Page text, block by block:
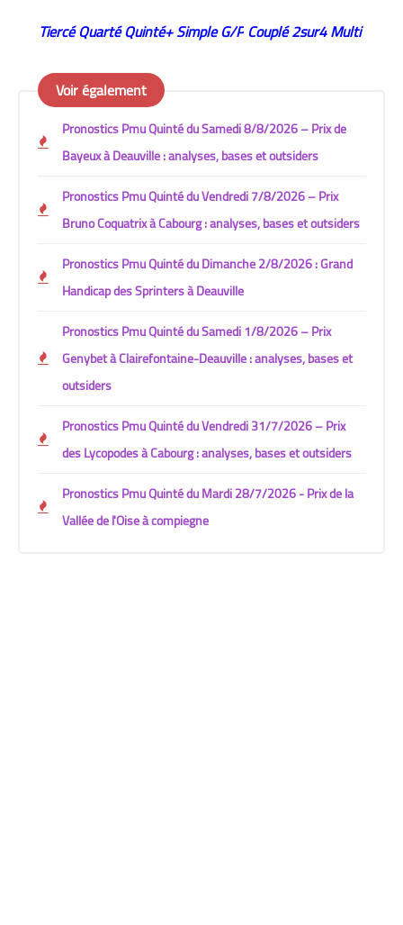
Tiercé Quarté Quinté+Simple G/PCouplé2sur4Multi
Voir également
Pronostics Pmu Quinté du Samedi 8/8/2026 – Prix de
Bayeux à Deauville : analyses, bases et outsiders
Pronostics Pmu Quinté du Vendredi 7/8/2026 – Prix
Bruno Coquatrix à Cabourg : analyses, bases et outsiders
Pronostics Pmu Quinté du Dimanche 2/8/2026 : Grand
Handicap des Sprinters à Deauville
Pronostics Pmu Quinté du Samedi 1/8/2026 – Prix
Genybet à Clairefontaine-Deauville : analyses, bases et
outsiders
Pronostics Pmu Quinté du Vendredi 31/7/2026 – Prix
des Lycopodes à Cabourg : analyses, bases et outsiders
Pronostics Pmu Quinté du Mardi 28/7/2026 - Prix de la
Vallée de l'Oise à compiegne